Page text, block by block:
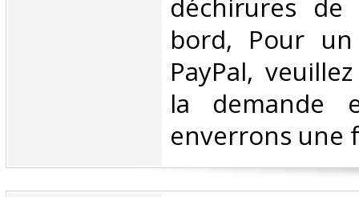
déchirures
bord, Pour
PayPal,
la demande
enverrons une